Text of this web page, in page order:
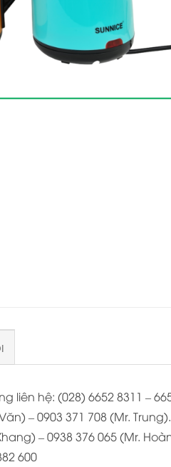
liên hệ: (028) 6652 8311 –
– 0903 371 708 (Mr. Trung).
– 0938 376 065 (Mr.
600